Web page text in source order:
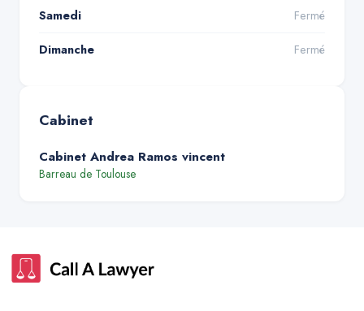
Samedi Fermé
Dimanche Fermé
Cabinet
Cabinet Andrea Ramos vincent
Barreau de Toulouse